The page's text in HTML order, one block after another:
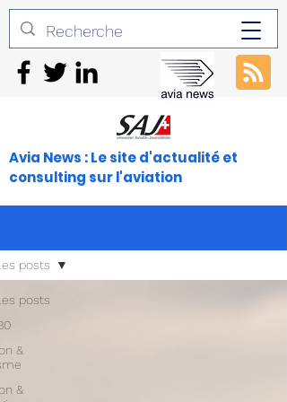
Avia News : Le site d'actualité et
consulting sur l'aviation
posts
&
&
posts